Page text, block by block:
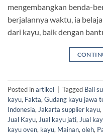
mengembangkan benda-
berjalannya waktu, ia
dari kayu, baik dengan
Posted inartikel | Tagged Bali
kayu, Fakta, Gudang kayu jawa
Indonesia, Jakarta supplier kayu,
Jual Kayu, Jual kayu jati, Jual
kayu oven, kayu, Mainan, oleh,